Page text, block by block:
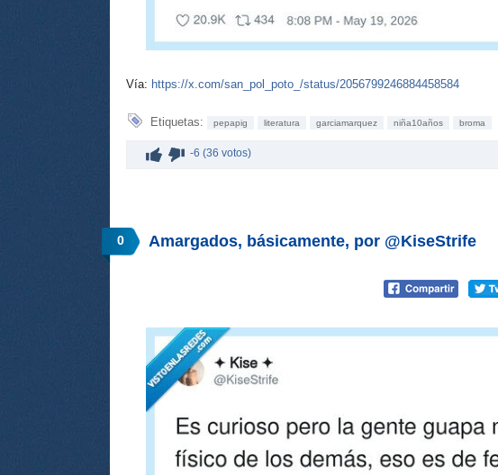
Vía: https://x.com/san_pol_poto_/status/2056799246884458584
Etiquetas: pepapig literatura garciamarquez niña10años broma
-6 (36 votos)
0 Amargados, básicamente, por @KiseStrife